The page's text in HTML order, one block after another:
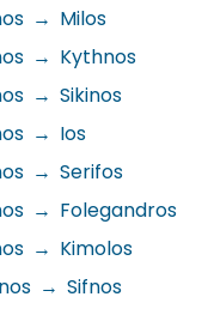
→ Milos
→ Kythnos
→ Sikinos
→ Ios
→ Serifos
→ Folegandros
→ Kimolos
→ Sifnos